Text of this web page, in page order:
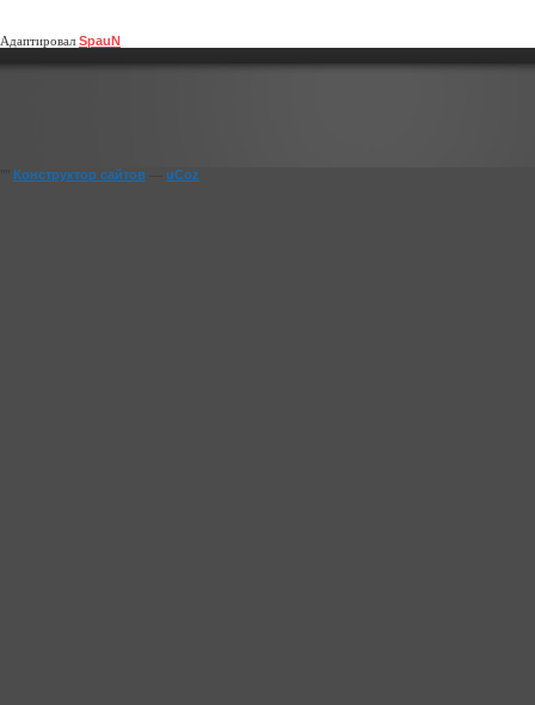
Адаптировал SpauN
Конструктор сайтов uCoz